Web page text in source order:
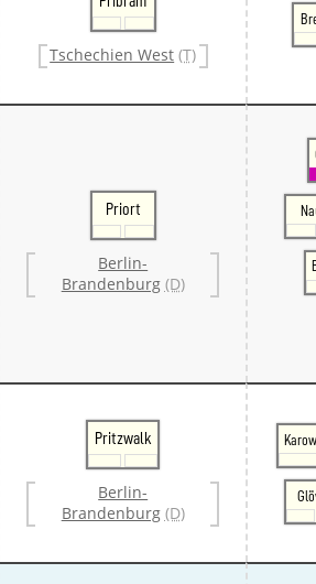
Tschechien West (T)
Priort
Berlin-
Brandenburg (D)
Pritzwalk
Berlin-
Brandenburg (D)